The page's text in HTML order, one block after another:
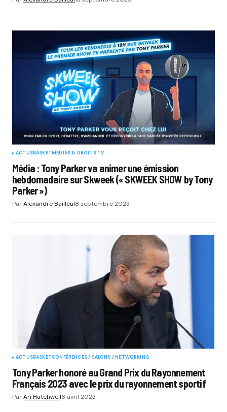
ACTUSBASKETMÉDIAS & DROITS TV
Média : Tony Parker va animer une émission
hebdomadaire sur Skweek (« SKWEEK SHOW by Tony
Parker »)
ParAlexandre Bailleul8 septembre 2023
ACTUSBASKETCONFÉRENCES / SALONS / NETWORKING
Tony Parker honoré au Grand Prix du Rayonnement
Français 2023 avec le prix du rayonnement sportif
ParAri Hatchwell6 avril 2023